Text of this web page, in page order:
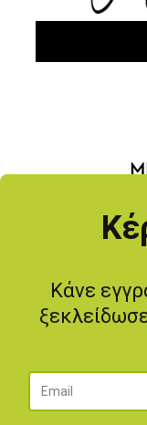
Κάνε